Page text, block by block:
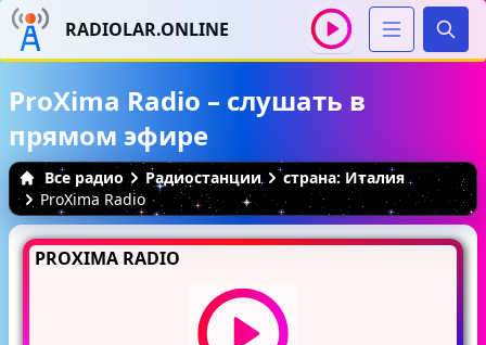
RADIOLAR.ONLINE
ProXima Radio – слушать в
прямом эфире
Все радио Радиостанции
страна: Италия
ProXima Radio
PROXIMA RADIO